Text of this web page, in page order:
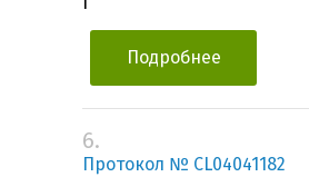
Подробнее
6.
Протокол № CL04041182